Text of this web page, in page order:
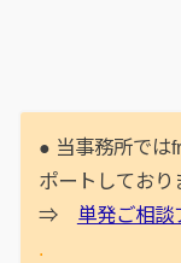
● 当事務所では
ポートしており
⇒ 単発ご相談
.